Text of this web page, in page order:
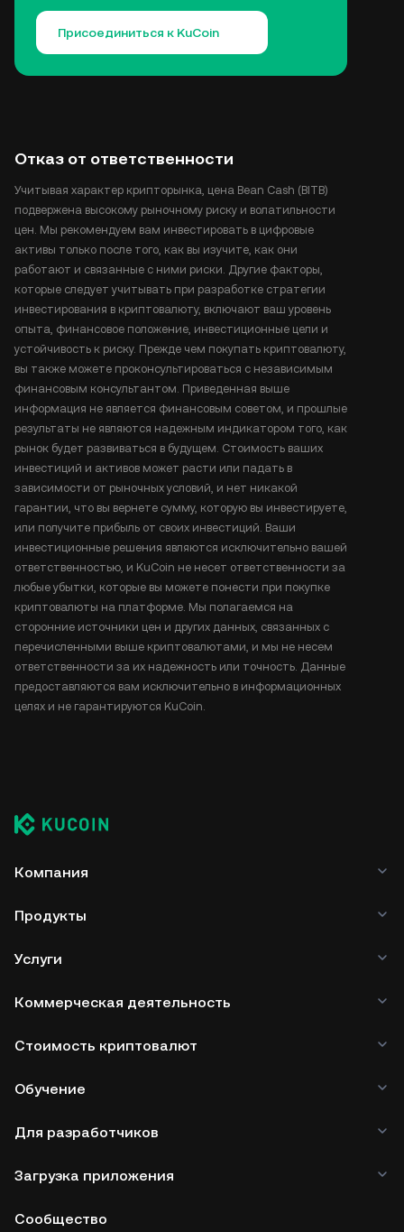
Присоединиться к KuCoin
Отказ от ответственности
Учитывая характер крипторынка, цена Bean Cash (BITB)
подвержена высокому рыночному риску и волатильности
цен. Мы рекомендуем вам инвестировать в цифровые
активы только после того, как вы изучите, как они
работают и связанные с ними риски. Другие факторы,
которые следует учитывать при разработке стратегии
инвестирования в криптовалюту, включают ваш уровень
опыта, финансовое положение, инвестиционные цели и
устойчивость к риску. Прежде чем покупать криптовалюту,
вы также можете проконсультироваться с независимым
финансовым консультантом. Приведенная выше
информация не является финансовым советом, и прошлые
результаты не являются надежным индикатором того, как
рынок будет развиваться в будущем. Стоимость ваших
инвестиций и активов может расти или падать в
зависимости от рыночных условий, и нет никакой
гарантии, что вы вернете сумму, которую вы инвестируете,
или получите прибыль от своих инвестиций. Ваши
инвестиционные решения являются исключительно вашей
ответственностью, и KuCoin не несет ответственности за
любые убытки, которые вы можете понести при покупке
криптовалюты на платформе. Мы полагаемся на
сторонние источники цен и других данных, связанных с
перечисленными выше криптовалютами, и мы не несем
ответственности за их надежность или точность. Данные
предоставляются вам исключительно в информационных
целях и не гарантируются KuCoin.
Компания
Продукты
Услуги
Коммерческая деятельность
Стоимость криптовалют
Обучение
Для разработчиков
Загрузка приложения
Сообщество